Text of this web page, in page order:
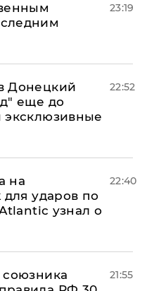
23:19
Донецкий
еще до
эксклюзивные
22:52
на
ударов по
узнал о
22:40
союзника
21:55